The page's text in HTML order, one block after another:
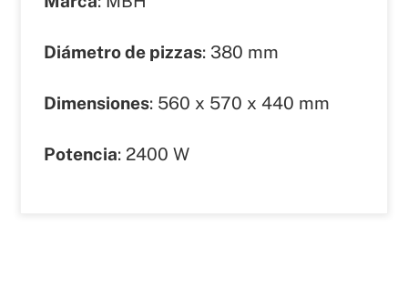
Diámetro de pizzas: 380 mm
Dimensiones: 560 x 570 x 440 mm
Potencia: 2400 W